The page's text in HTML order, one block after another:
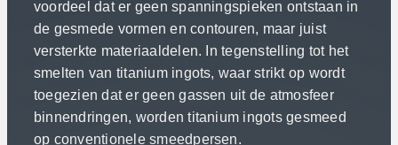
voordeel dat er geen spanningspieken ontstaan in
de gesmede vormen en contouren, maar juist
versterkte materiaaldelen. In tegenstelling tot het
smelten van titanium ingots, waar strikt op wordt
toegezien dat er geen gassen uit de atmosfeer
binnendringen, worden titanium ingots gesmeed
op conventionele smeedpersen.